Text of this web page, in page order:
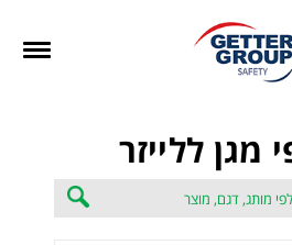
מגן ללייזר